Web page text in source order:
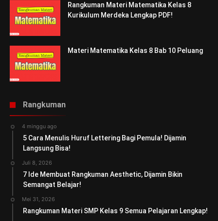
Rangkuman Materi Matematika Kelas 8
Kurikulum Merdeka Lengkap PDF!
Materi Matematika Kelas 8 Bab 10 Peluang
Rangkuman
4 minggu ago
5 Cara Menulis Huruf Lettering Bagi Pemula! Dijamin
Langsung Bisa!
Juli 8, 2026
7 Ide Membuat Rangkuman Aesthetic, Dijamin Bikin
Semangat Belajar!
Mei 31, 2026
Rangkuman Materi SMP Kelas 9 Semua Pelajaran Lengkap!